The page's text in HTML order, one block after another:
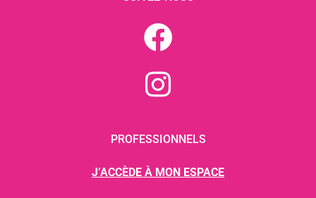
PROFESSIONNELS
J’ACCÈDE À MON ESPACE